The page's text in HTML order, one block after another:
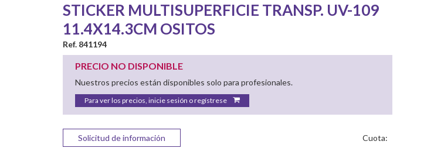
STICKER MULTISUPERFICIE TRANSP. UV-109
11.4X14.3CM OSITOS
Ref. 841194
PRECIO NO DISPONIBLE
Nuestros precios están disponibles solo para profesionales.
Para ver los precios, inicie sesión o regístrese
Solicitud de información Cuota: